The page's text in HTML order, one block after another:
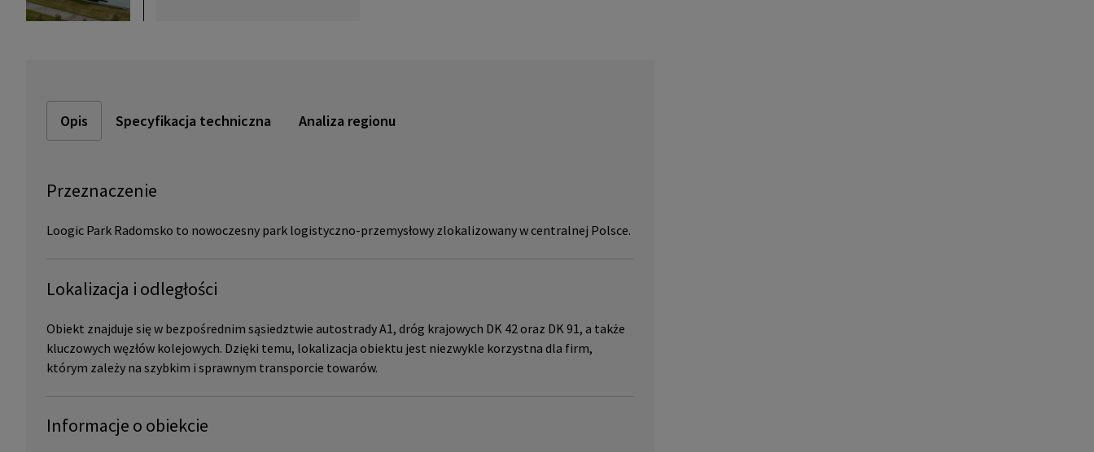
Opis Specyfikacja techniczna Analiza regionu
Przeznaczenie
Loogic Park Radomsko to nowoczesny park logistyczno-przemysłowy zlokalizowany w centralnej Polsce.
Lokalizacja i odległości
Obiekt znajduje się w bezpośrednim sąsiedztwie autostrady A1, dróg krajowych DK 42 oraz DK 91, a także
kluczowych węzłów kolejowych. Dzięki temu, lokalizacja obiektu jest niezwykle korzystna dla firm,
którym zależy na szybkim i sprawnym transporcie towarów.
Informacje o obiekcie